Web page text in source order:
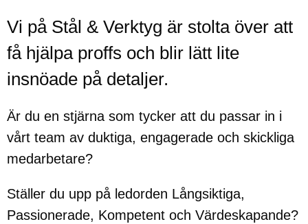
Vi på Stål & Verktyg är stolta över att
få hjälpa proffs och blir lätt lite
insnöade på detaljer.
Är du en stjärna som tycker att du passar in i
vårt team av duktiga, engagerade och skickliga
medarbetare?
Ställer du upp på ledorden Långsiktiga,
Passionerade, Kompetent och Värdeskapande?